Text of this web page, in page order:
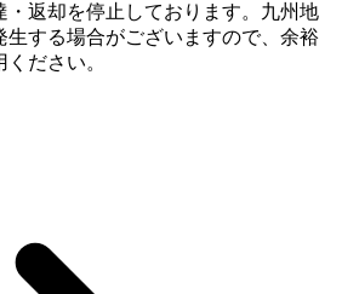
・返却を停止しております。九州地
生する場合がございますので、余裕
ださい。